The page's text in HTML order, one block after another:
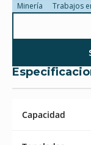
Minería Trabajos
Capacidad